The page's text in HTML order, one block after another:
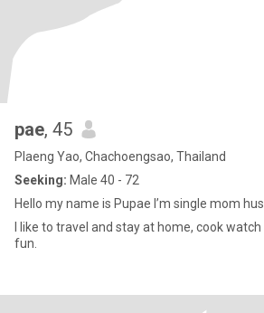
pae, 45
Plaeng Yao, Chachoengsao, Thailand
Seeking: Male 40 - 72
Hello my name is Pupae I’m single mom
I like to travel and stay at home, cook watch movies , talk and have
fun.